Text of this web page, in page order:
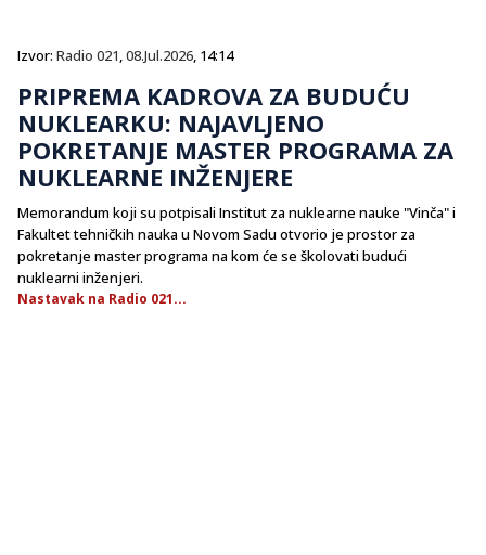
Izvor: Radio 021,08.Jul.2026, 14:14
PRIPREMA KADROVA ZA BUDUĆU
NUKLEARKU: NAJAVLJENO
POKRETANJE MASTER PROGRAMA ZA
NUKLEARNE INŽENJERE
Memorandum koji su potpisali Institut za nuklearne nauke "Vinča" i
Fakultet tehničkih nauka u Novom Sadu otvorio je prostor za
pokretanje master programa na kom će se školovati budući
nuklearni inženjeri.
Nastavak na Radio 021...